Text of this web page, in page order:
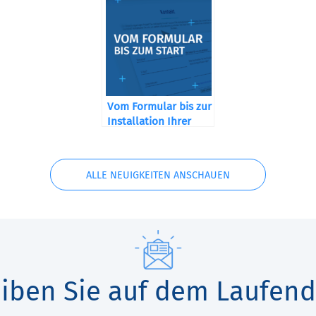
Vom Formular bis zur
Installation Ihrer
ALLE NEUIGKEITEN ANSCHAUEN
Sie auf dem